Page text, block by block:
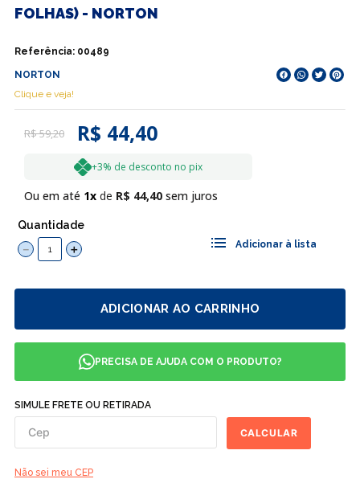
FOLHAS) - NORTON
Referência: 00489
NORTON
Clique e veja!
R$59,20 R$ 44,40
+3% de desconto no pix
Ou em até 1 R$ 44,40 sem juros
Quantidade
＋
－
ADICIONAR AO CARRINHO
PRECISA DE AJUDA COM O PRODUTO?
SIMULE FRETE OU RETIRADA
CALCULAR
Não sei meu CEP